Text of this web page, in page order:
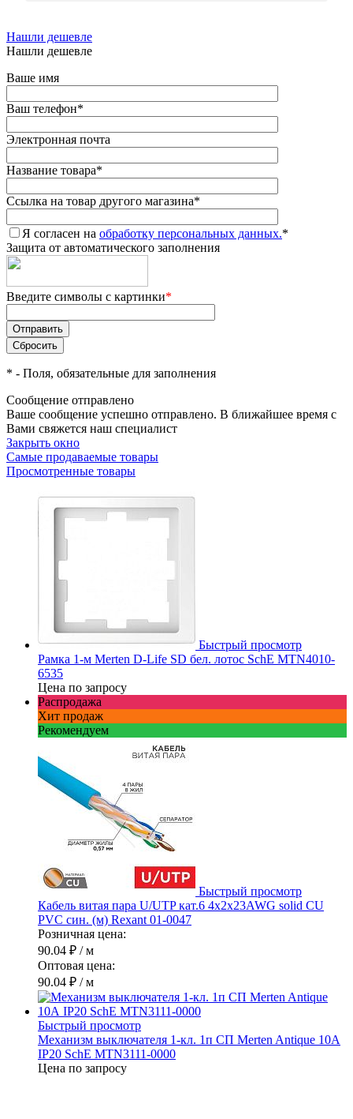
Нашли дешевле
Нашли дешевле
Ваше имя
Ваш телефон*
Электронная почта
Название товара*
Ссылка на товар другого магазина*
Я согласен на обработку персональных данных.*
Защита от автоматического заполнения
Введите символы с картинки*
* - Поля, обязательные для заполнения
Сообщение отправлено
Ваше сообщение успешно отправлено. В ближайшее время с
Вами свяжется наш специалист
Закрыть окно
Самые продаваемые товары
Просмотренные товары
Быстрый просмотр
Рамка 1-м Merten D-Life SD бел. лотос SchE MTN4010-
6535
Цена по запросу
Распродажа
Хит продаж
Рекомендуем
Быстрый просмотр
Кабель витая пара U/UTP кат.6 4х2х23AWG solid CU
PVC син. (м) Rexant 01-0047
Розничная цена:
90.04 ₽ / м
Оптовая цена:
90.04 ₽ / м
Быстрый просмотр
Механизм выключателя 1-кл. 1п СП Merten Antique 10А
IP20 SchE MTN3111-0000
Цена по запросу